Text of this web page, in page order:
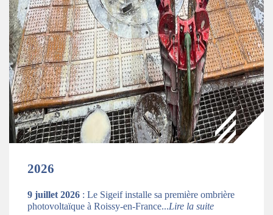
2026
9 juillet 2026 : Le Sigeif installe sa première ombrière
photovoltaïque à Roissy-en-France...Lire la suite